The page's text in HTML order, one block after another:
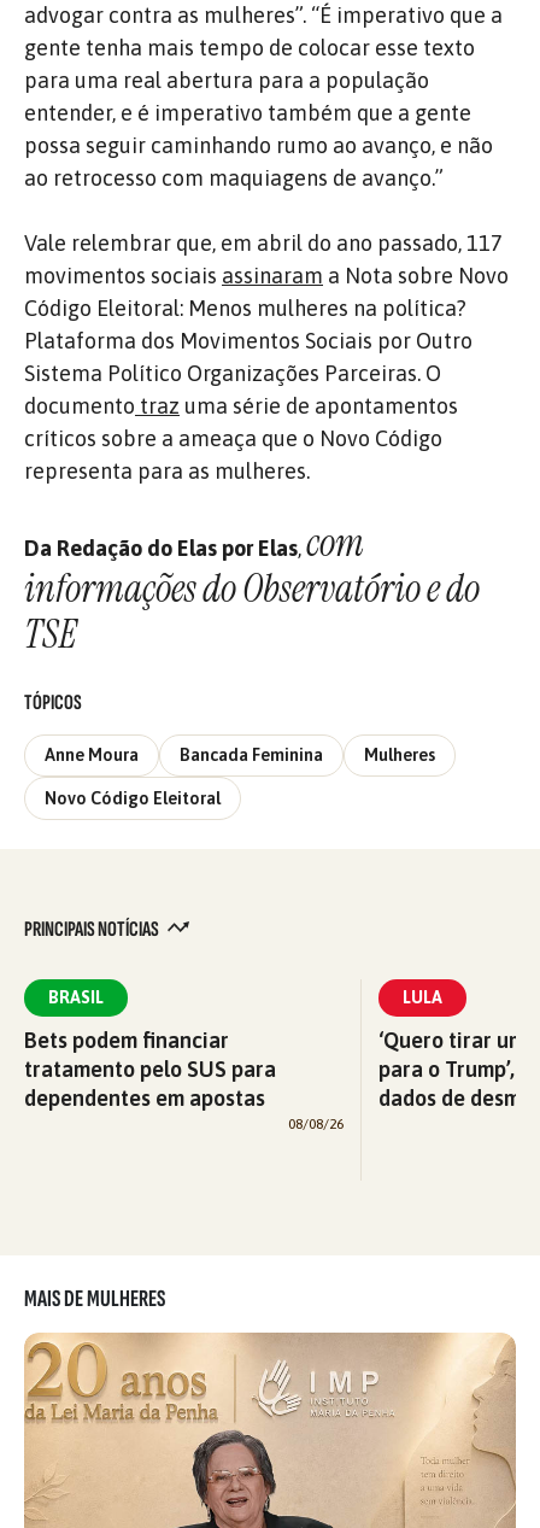
advogar contra as mulheres”. “É imperativo que a
gente tenha mais tempo de colocar esse texto
para uma real abertura para a população
entender, e é imperativo também que a gente
possa seguir caminhando rumo ao avanço, e não
ao retrocesso com maquiagens de avanço.”
Vale relembrar que, em abril do ano passado, 117
movimentos sociais assinaram a Nota sobre Novo
Código Eleitoral: Menos mulheres na política?
Plataforma dos Movimentos Sociais por Outro
Sistema Político Organizações Parceiras. O
documento traz uma série de apontamentos
críticos sobre a ameaça que o Novo Código
representa para as mulheres.
Da Redação do Elas por Elas,com
informações do Observatório e do
TSE
TÓPICOS
Anne Moura Bancada Feminina Mulheres
Novo Código Eleitoral
PRINCIPAIS NOTÍCIAS
BRASIL
Bets podem financiar
tratamento pelo SUS para
dependentes em apostas
08/08/26
LULA
‘Quero tirar
para o Trump’,
dados de
MAIS DE MULHERES